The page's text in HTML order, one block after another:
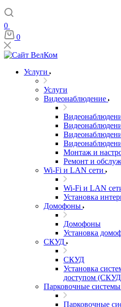
0
0
Услуги
Услуги
Видеонаблюдение
Монтаж и
Ремонт и
Wi-Fi и LAN сети
Wi-Fi и LAN
Установка
Домофоны
Домофоны
Установка
СКУД
СКУД
Установка
доступом
Парковочные системы
Парковочные